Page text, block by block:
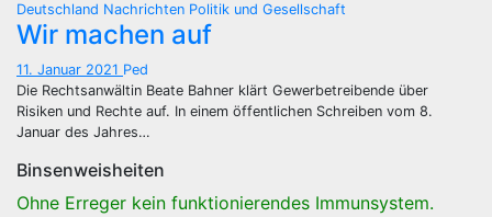
Deutschland Nachrichten Politik und Gesellschaft
Wir machen auf
11. Januar 2021 Ped
Die Rechtsanwältin Beate Bahner klärt Gewerbetreibende über
Risiken und Rechte auf. In einem öffentlichen Schreiben vom 8.
Januar des Jahres…
Binsenweisheiten
Ohne Erreger kein funktionierendes Immunsystem.